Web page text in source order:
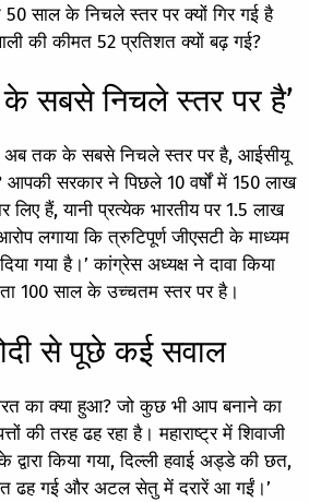
साल के निचले स्तर पर क्यों गिर गई है
की कीमत 52 प्रतिशत क्यों बढ़ गई?
सबसे निचले स्तर पर है’
अब तक के सबसे निचले स्तर पर है, आईसीयू
आपकी सरकार ने पिछले 10 वर्षों में 150 लाख
हैं, यानी प्रत्येक भारतीय पर 1.5 लाख
लगाया कि त्रुटिपूर्ण जीएसटी के माध्यम
गया है।’ कांग्रेस अध्यक्ष ने दावा किया
100 साल के उच्चतम स्तर पर है।
से पूछे कई सवाल
का क्या हुआ? जो कुछ भी आप बनाने का
की तरह ढह रहा है। महाराष्ट्र में शिवाजी
किया गया, दिल्ली हवाई अड्डे की छत,
ढह गई और अटल सेतु में दरारें आ गईं।’